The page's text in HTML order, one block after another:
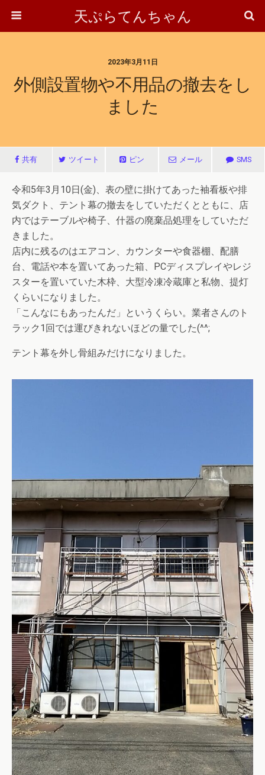
天ぷらてんちゃん
2023年3月11日
外側設置物や不用品の撤去をし
ました
共有 ツイート ピン メール SMS
令和5年3月10日(金)、表の壁に掛けてあった袖看板や排
気ダクト、テント幕の撤去をしていただくとともに、店
内ではテーブルや椅子、什器の廃棄品処理をしていただ
きました。
店内に残るのはエアコン、カウンターや食器棚、配膳
台、電話や本を置いてあった箱、PCディスプレイやレジ
スターを置いていた木枠、大型冷凍冷蔵庫と私物、提灯
くらいになりました。
「こんなにもあったんだ」というくらい。業者さんのト
ラック1回では運びきれないほどの量でした(^^;
テント幕を外し骨組みだけになりました。